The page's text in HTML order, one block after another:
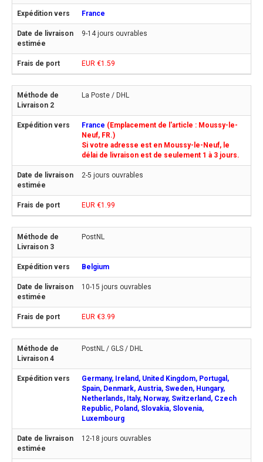
France
9-14 jours ouvrables
EUR €1.59
La Poste / DHL
France (Emplacement de l'article : Moussy-le-
Neuf, FR.)
Si votre adresse est en Moussy-le-Neuf, le
délai de livraison est de seulement 1 à 3 jours.
2-5 jours ouvrables
EUR €1.99
PostNL
Belgium
10-15 jours ouvrables
EUR €3.99
PostNL / GLS / DHL
Germany, Ireland, United Kingdom, Portugal,
Spain, Denmark, Austria, Sweden, Hungary,
Netherlands, Italy, Norway, Switzerland, Czech
Republic, Poland, Slovakia, Slovenia,
Luxembourg
12-18 jours ouvrables